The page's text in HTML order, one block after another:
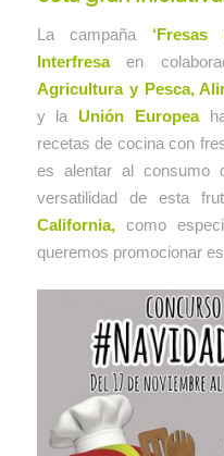
La campaña ‘Fresas
Interfresaen
Agricultura y Pesca,
y la Unión Europea
recetas de cocina con
es alentar al
versatilidad de esta
California,como
queremos promocionar